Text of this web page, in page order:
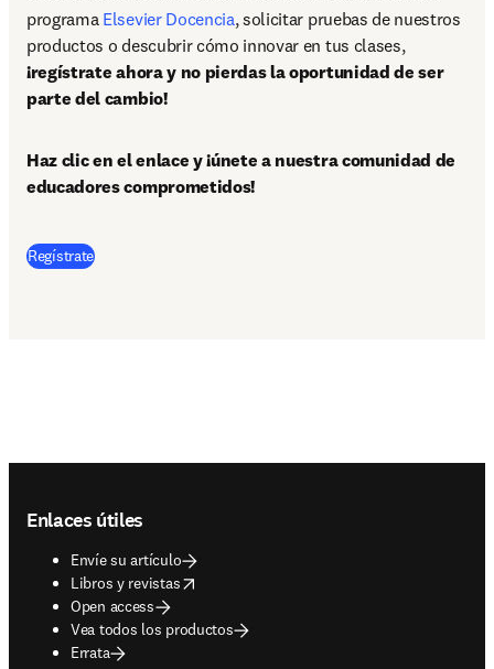
programa Elsevier Docencia, solicitar pruebas de nuestros
productos o descubrir cómo innovar en tus clases,
¡regístrate ahora y no pierdas la oportunidad de ser
parte del cambio!
Haz clic en el enlace y ¡únete a nuestra comunidad de
educadores comprometidos!
Regístrate
Enlaces útiles
Envíe su artículo
Libros y revistas
opens in new tab/window
Open access
Vea todos los productos
Errata